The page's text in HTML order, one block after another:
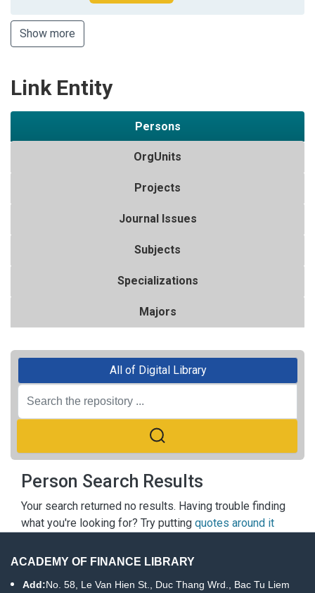
Show more
Link Entity
Persons
OrgUnits
Projects
Journal Issues
Subjects
Specializations
Majors
All of Digital Library
Person Search Results
Your search returned no results. Having trouble finding
what you're looking for? Try putting quotes around it
ACADEMY OF FINANCE LIBRARY
Add:No. 58, Le Van Hien St., Duc Thang Wrd., Bac Tu Liem